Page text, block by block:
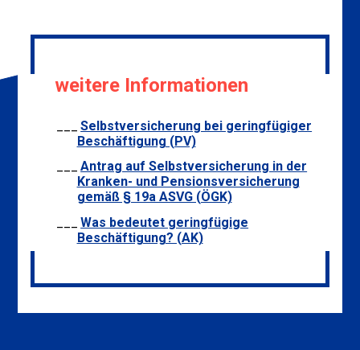
weitere Informationen
Selbstversicherung bei geringfügiger
Beschäftigung (PV)
Antrag auf Selbstversicherung in der
Kranken- und Pensionsversicherung
gemäß § 19a ASVG (ÖGK)
Was bedeutet geringfügige
Beschäftigung? (AK)